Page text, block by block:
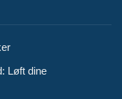
Løft dine